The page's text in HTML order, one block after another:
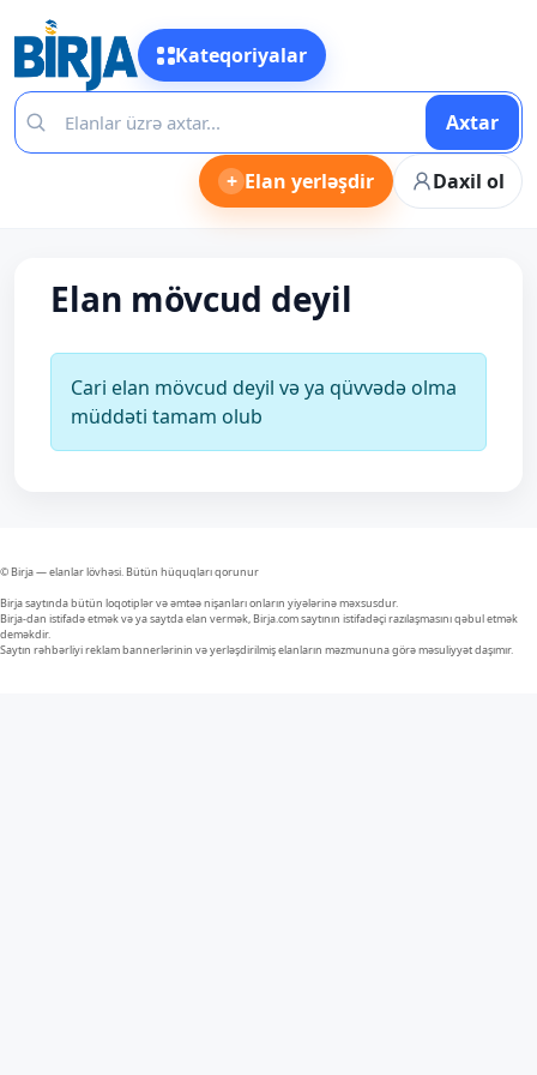
Kateqoriyalar
Axtar
+ Elan yerləşdir Daxil ol
Elan mövcud deyil
Cari elan mövcud deyil və ya qüvvədə olma
müddəti tamam olub
© Birja — elanlar lövhəsi. Bütün hüquqları qorunur
Birja saytında bütün loqotiplər və əmtəə nişanları onların yiyələrinə məxsusdur.
Birja-dan istifadə etmək və ya saytda elan vermək, Birja.com saytının istifadəçi razılaşmasını qəbul etmək
deməkdir.
Saytın rəhbərliyi reklam bannerlərinin və yerləşdirilmiş elanların məzmununa görə məsuliyyət daşımır.